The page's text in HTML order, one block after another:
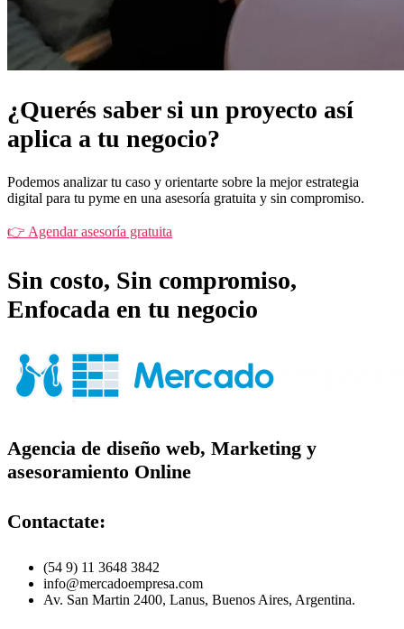
¿Querés saber si un proyecto así
aplica a tu negocio?
Podemos analizar tu caso y orientarte sobre la mejor estrategia
digital para tu pyme en una asesoría gratuita y sin compromiso.
👉 Agendar asesoría gratuita
Sin costo, Sin compromiso,
Enfocada en tu negocio
Agencia de diseño web, Marketing y
asesoramiento Online
Contactate:
(54 9) 11 3648 3842
info@mercadoempresa.com
Av. San Martin 2400, Lanus, Buenos Aires, Argentina.